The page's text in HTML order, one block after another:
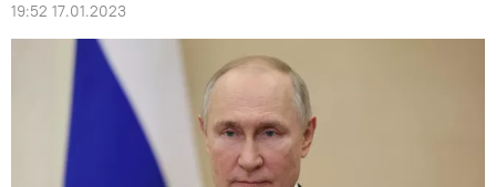
19:52 17.01.2023